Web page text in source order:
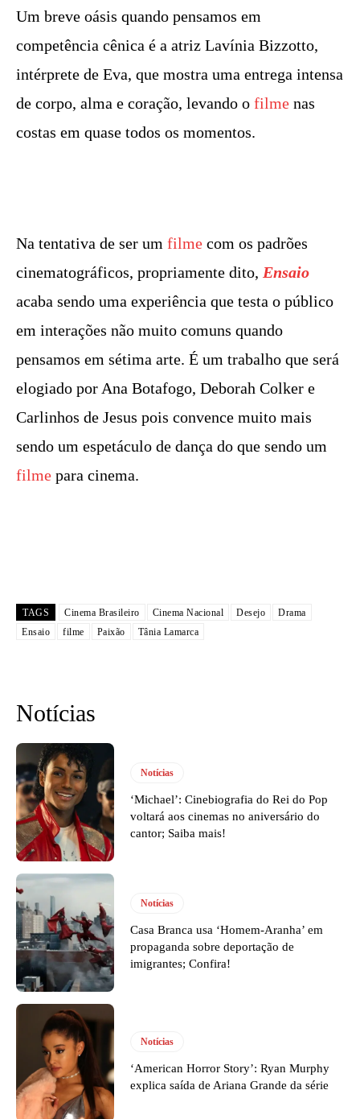
Um breve oásis quando pensamos em
competência cênica é a atriz Lavínia Bizzotto,
intérprete de Eva, que mostra uma entrega intensa
de corpo, alma e coração, levando o filme nas
costas em quase todos os momentos.
Na tentativa de ser um filme com os padrões
cinematográficos, propriamente dito, Ensaio
acaba sendo uma experiência que testa o público
em interações não muito comuns quando
pensamos em sétima arte. É um trabalho que será
elogiado por Ana Botafogo, Deborah Colker e
Carlinhos de Jesus pois convence muito mais
sendo um espetáculo de dança do que sendo um
filme para cinema.
TAGS Cinema Brasileiro Cinema Nacional Desejo
Drama
Ensaio
filme Paixão Tânia Lamarca
Notícias
Notícias
‘Michael’: Cinebiografia do Rei do Pop
voltará aos cinemas no aniversário do
cantor; Saiba mais!
Notícias
Casa Branca usa ‘Homem-Aranha’ em
propaganda sobre deportação de
imigrantes; Confira!
Notícias
‘American Horror Story’: Ryan Murphy
explica saída de Ariana Grande da série